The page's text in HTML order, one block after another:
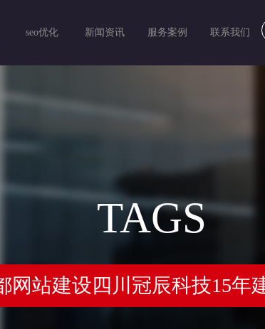
seo优化 新闻资讯 服务案例 联系我们
TAGS
网站建设四川冠辰科技15年